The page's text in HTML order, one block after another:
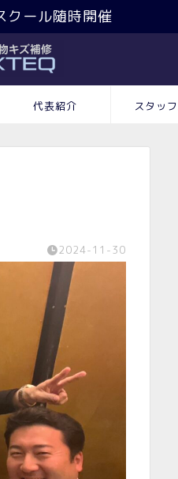
クール随時開催
代表紹介 スタッ
2024-11-30